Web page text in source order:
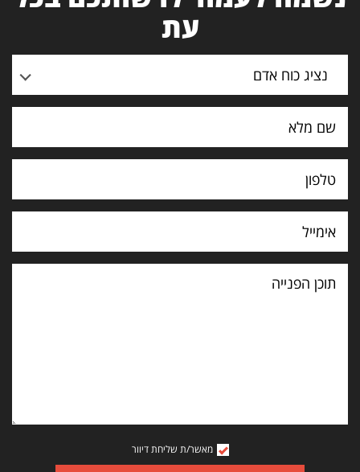
עת
נציג כוח אדם
תוכן
הפנייה
מאשר/ת שליחת דיוור